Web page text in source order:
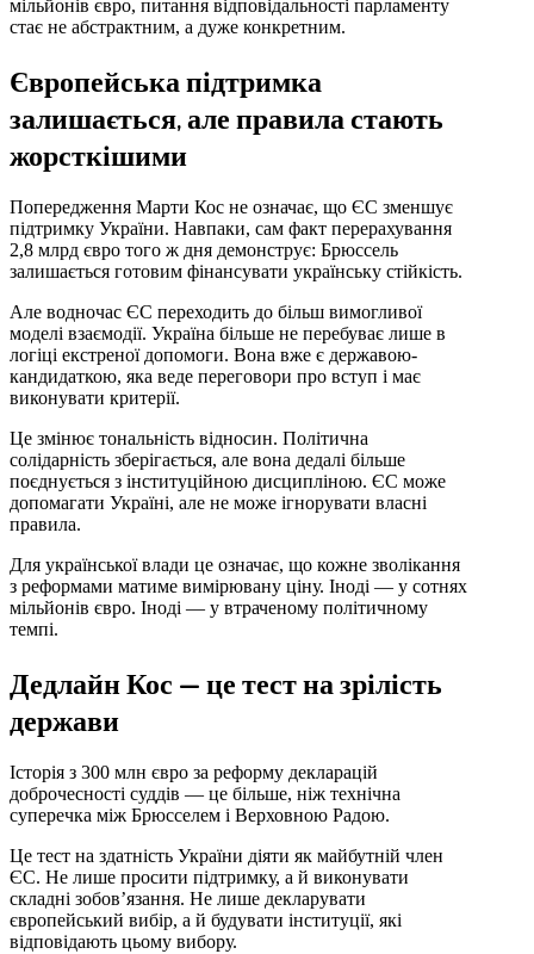
мільйонів євро, питання відповідальності парламенту
стає не абстрактним, а дуже конкретним.
Європейська підтримка
залишається, але правила стають
жорсткішими
Попередження Марти Кос не означає, що ЄС зменшує
підтримку України. Навпаки, сам факт перерахування
2,8 млрд євро того ж дня демонструє: Брюссель
залишається готовим фінансувати українську стійкість.
Але водночас ЄС переходить до більш вимогливої
моделі взаємодії. Україна більше не перебуває лише в
логіці екстреної допомоги. Вона вже є державою-
кандидаткою, яка веде переговори про вступ і має
виконувати критерії.
Це змінює тональність відносин. Політична
солідарність зберігається, але вона дедалі більше
поєднується з інституційною дисципліною. ЄС може
допомагати Україні, але не може ігнорувати власні
правила.
Для української влади це означає, що кожне зволікання
з реформами матиме вимірювану ціну. Іноді — у сотнях
мільйонів євро. Іноді — у втраченому політичному
темпі.
Дедлайн Кос — це тест на зрілість
держави
Історія з 300 млн євро за реформу декларацій
доброчесності суддів — це більше, ніж технічна
суперечка між Брюсселем і Верховною Радою.
Це тест на здатність України діяти як майбутній член
ЄС. Не лише просити підтримку, а й виконувати
складні зобов’язання. Не лише декларувати
європейський вибір, а й будувати інституції, які
відповідають цьому вибору.